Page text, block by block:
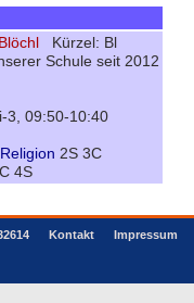
Kürzel: Bl
Schule seit 2012
3, 09:50-10:40
2S 3C
4S
Kontakt Impressum